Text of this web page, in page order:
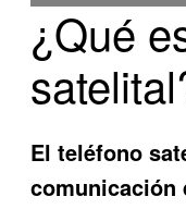
¿Qué
El teléfono
comunicación